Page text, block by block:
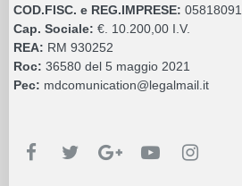
COD.FISC. e REG.IMPRESE:
Cap. Sociale: €. 10.200,00 I.V.
REA: RM 930252
Roc: 36580 del 5 maggio 2021
Pec: mdcomunication@legalmail.it